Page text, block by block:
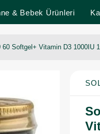
& Bebek Ürünleri
Softgel+ Vitamin D3 1000IU